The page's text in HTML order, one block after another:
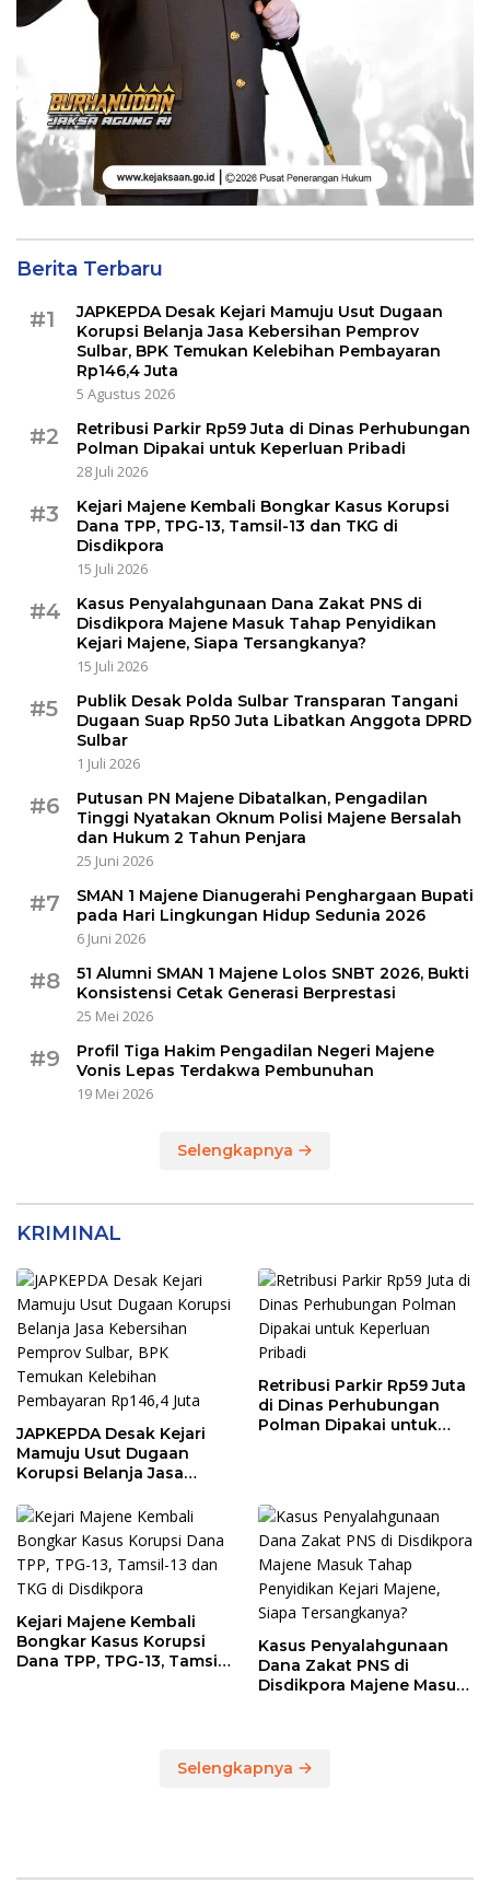
Berita Terbaru
#1
JAPKEPDA Desak Kejari Mamuju Usut Dugaan
Korupsi Belanja Jasa Kebersihan Pemprov
Sulbar, BPK Temukan Kelebihan Pembayaran
Rp146,4 Juta
5 Agustus 2026
#2
Retribusi Parkir Rp59 Juta di Dinas Perhubungan
Polman Dipakai untuk Keperluan Pribadi
28 Juli 2026
#3
Kejari Majene Kembali Bongkar Kasus Korupsi
Dana TPP, TPG-13, Tamsil-13 dan TKG di
Disdikpora
15 Juli 2026
#4
Kasus Penyalahgunaan Dana Zakat PNS di
Disdikpora Majene Masuk Tahap Penyidikan
Kejari Majene, Siapa Tersangkanya?
15 Juli 2026
#5
Publik Desak Polda Sulbar Transparan Tangani
Dugaan Suap Rp50 Juta Libatkan Anggota DPRD
Sulbar
1 Juli 2026
#6
Putusan PN Majene Dibatalkan, Pengadilan
Tinggi Nyatakan Oknum Polisi Majene Bersalah
dan Hukum 2 Tahun Penjara
25 Juni 2026
#7
SMAN 1 Majene Dianugerahi Penghargaan Bupati
pada Hari Lingkungan Hidup Sedunia 2026
6 Juni 2026
#8
51 Alumni SMAN 1 Majene Lolos SNBT 2026, Bukti
Konsistensi Cetak Generasi Berprestasi
25 Mei 2026
#9
Profil Tiga Hakim Pengadilan Negeri Majene
Vonis Lepas Terdakwa Pembunuhan
19 Mei 2026
Selengkapnya
KRIMINAL
JAPKEPDA Desak Kejari
Mamuju Usut Dugaan
Korupsi Belanja Jasa
Sulbar, BPK Temukan
Kelebihan Pembayaran
Rp146,4 Juta
Retribusi Parkir Rp59 Juta
di Dinas Perhubungan
Polman Dipakai untuk
Kejari Majene Kembali
Bongkar Kasus Korupsi
Dana TPP, TPG-13, Tamsil-
Kasus Penyalahgunaan
Dana Zakat PNS di
Disdikpora Majene Masuk
Selengkapnya